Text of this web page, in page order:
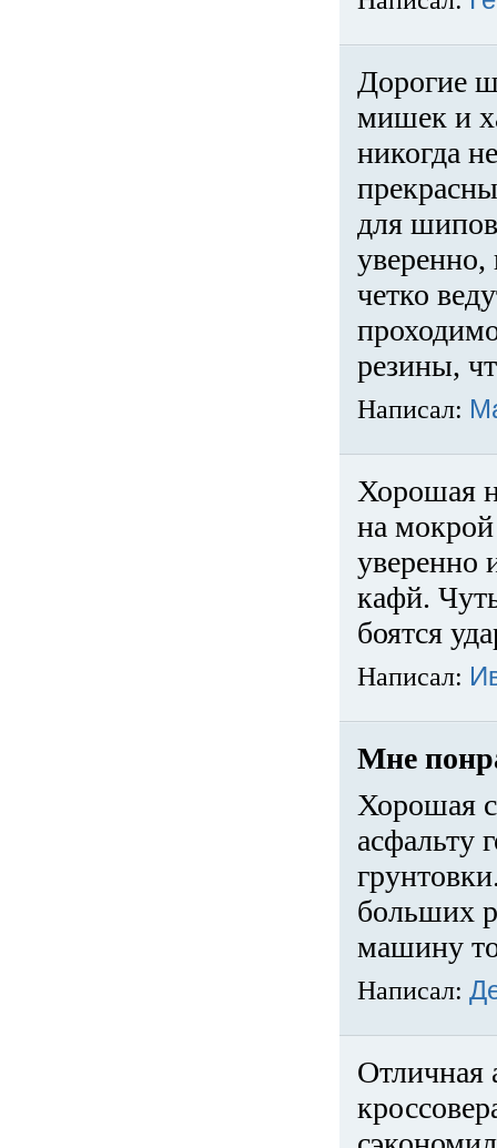
Дорогие
мишек и
никогда
для
четко
резины,
Написал:
Хорошая
на
уверенно
кафй.
боятся
Написал:
Мне
Хорошая
асфальту
больших
машину
Написал:
Отличная